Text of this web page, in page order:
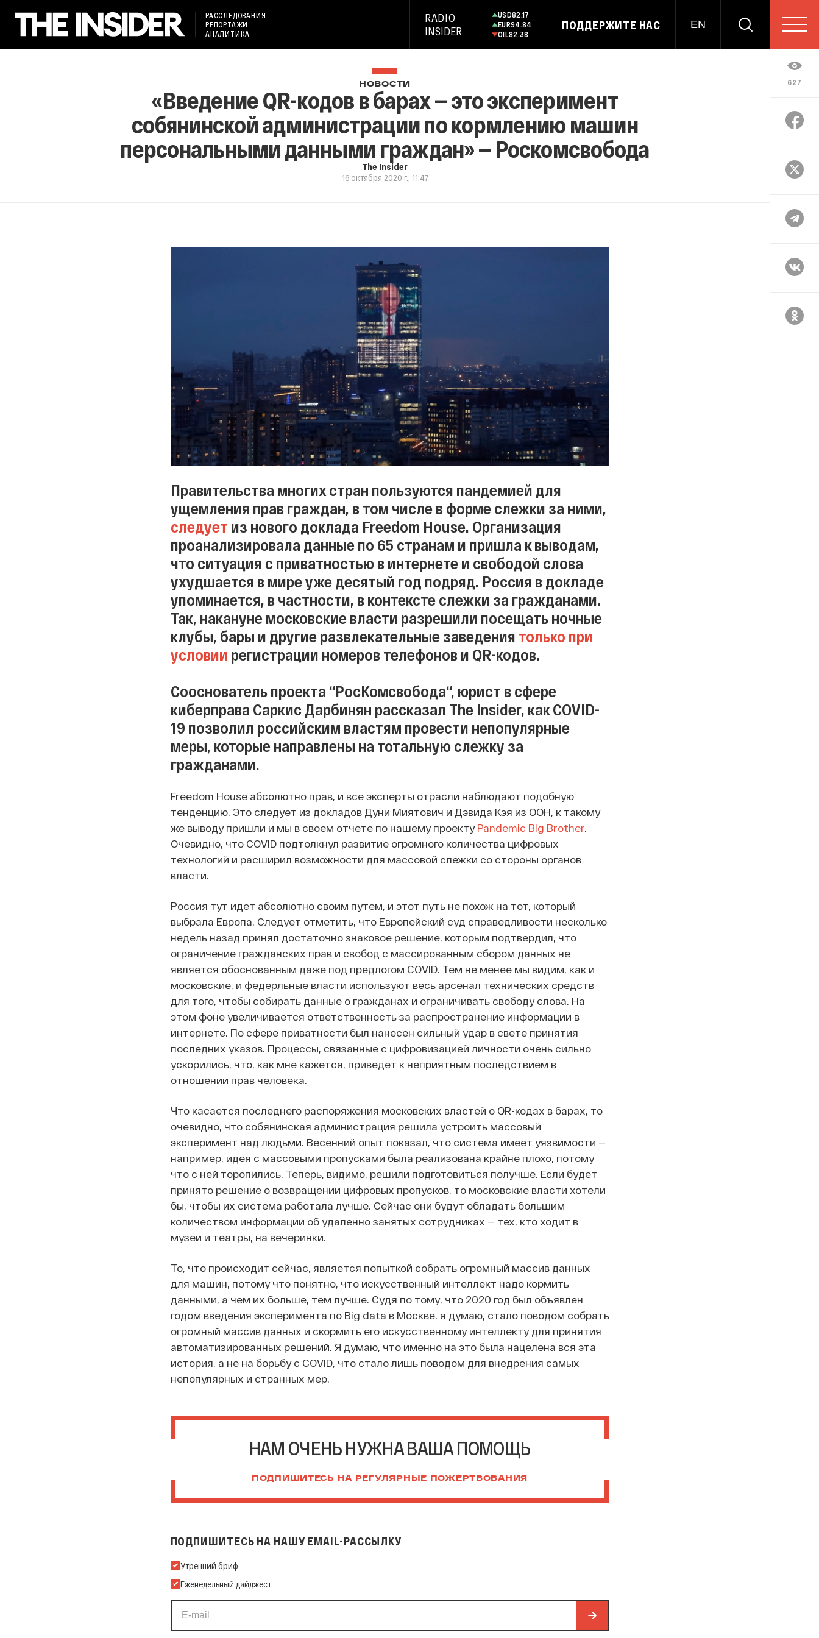
РАССЛЕДОВАНИЯ
РЕПОРТАЖИ
АНАЛИТИКА
RADIO
INSIDER
USD82.17
EUR94.84
OIL82.38
ПОДДЕРЖИТЕ НАС EN
627
НОВОСТИ
«Введение QR-кодов в барах — это эксперимент
собянинской администрации по кормлению машин
персональными данными граждан» — Роскомсвобода
The Insider
16 октября 2020 г., 11:47
Правительства многих стран пользуются пандемией для
ущемления прав граждан, в том числе в форме слежки за ними,
следует из нового доклада Freedom House. Организация
проанализировала данные по 65 странам и пришла к выводам,
что ситуация с приватностью в интернете и свободой слова
ухудшается в мире уже десятый год подряд. Россия в докладе
упоминается, в частности, в контексте слежки за гражданами.
Так, накануне московские власти разрешили посещать ночные
клубы, бары и другие развлекательные заведения только при
условии регистрации номеров телефонов и QR-кодов.
Сооснователь проекта “РосКомсвобода“, юрист в сфере
киберправа Саркис Дарбинян рассказал The Insider, как COVID-
19 позволил российским властям провести непопулярные
меры, которые направлены на тотальную слежку за
гражданами.
Freedom House абсолютно прав, и все эксперты отрасли наблюдают подобную
тенденцию. Это следует из докладов Дуни Миятович и Дэвида Кэя из ООН, к такому
же выводу пришли и мы в своем отчете по нашему проекту Pandemic Big Brother.
Очевидно, что COVID подтолкнул развитие огромного количества цифровых
технологий и расширил возможности для массовой слежки со стороны органов
власти.
Россия тут идет абсолютно своим путем, и этот путь не похож на тот, который
выбрала Европа. Следует отметить, что Европейский суд справедливости несколько
недель назад принял достаточно знаковое решение, которым подтвердил, что
ограничение гражданских прав и свобод с массированным сбором данных не
является обоснованным даже под предлогом COVID. Тем не менее мы видим, как и
московские, и федерльные власти используют весь арсенал технических средств
для того, чтобы собирать данные о гражданах и ограничивать свободу слова. На
этом фоне увеличивается ответственность за распространение информации в
интернете. По сфере приватности был нанесен сильный удар в свете принятия
последних указов. Процессы, связанные с цифровизацией личности очень сильно
ускорились, что, как мне кажется, приведет к неприятным последствием в
отношении прав человека.
Что касается последнего распоряжения московских властей о QR-кодах в барах, то
очевидно, что собянинская администрация решила устроить массовый
эксперимент над людьми. Весенний опыт показал, что система имеет уязвимости —
например, идея с массовыми пропусками была реализована крайне плохо, потому
что с ней торопились. Теперь, видимо, решили подготовиться получше. Если будет
принято решение о возвращении цифровых пропусков, то московские власти хотели
бы, чтобы их система работала лучше. Сейчас они будут обладать большим
количеством информации об удаленно занятых сотрудниках — тех, кто ходит в
музеи и театры, на вечеринки.
То, что происходит сейчас, является попыткой собрать огромный массив данных
для машин, потому что понятно, что искусственный интеллект надо кормить
данными, а чем их больше, тем лучше. Судя по тому, что 2020 год был объявлен
годом введения эксперимента по Big data в Москве, я думаю, стало поводом собрать
огромный массив данных и скормить его искусственному интеллекту для принятия
автоматизированных решений. Я думаю, что именно на это была нацелена вся эта
история, а не на борьбу с COVID, что стало лишь поводом для внедрения самых
непопулярных и странных мер.
НАМ ОЧЕНЬ НУЖНА ВАША ПОМОЩЬ
ПОДПИШИТЕСЬ НА РЕГУЛЯРНЫЕ ПОЖЕРТВОВАНИЯ
ПОДПИШИТЕСЬ НА НАШУ EMAIL-РАССЫЛКУ
Подпишитесь на нашу Email-рассылку
Утренний бриф
Еженедельный дайджест